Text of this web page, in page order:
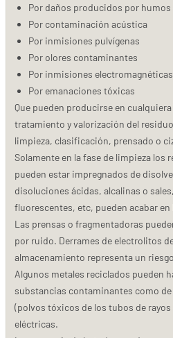
Por daños producidos por
Por contaminación acústica
Por inmisiones pulvígenas
Por olores contaminantes
Por inmisiones electromagnéticas
Por emanaciones tóxicas
Que pueden producirse en
tratamiento y valorización del
limpieza, clasificación, prensado o
Solamente en la fase de limpieza los
pueden estar impregnados de
disoluciones ácidas, alcalinas o
fluorescentes, etc, pueden acabar
Las prensas o fragmentadoras
por ruido. Derrames de electrolitos
almacenamiento representa un
Algunos metales reciclados pueden
substancias contaminantes como
(polvos tóxicos de los tubos de
eléctricas.